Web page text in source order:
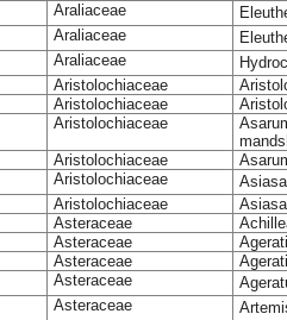
Araliaceae
Araliaceae
Araliaceae
Aristolochiaceae
Aristolochiaceae
Aristolochiaceae
Aristolochiaceae
Aristolochiaceae
Aristolochiaceae
Asteraceae
Asteraceae
Asteraceae
Asteraceae
Asteraceae